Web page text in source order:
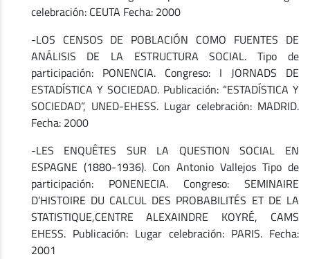
celebración: CEUTA Fecha: 2000
-LOS CENSOS DE POBLACIÓN COMO FUENTES DE
ANÁLISIS DE LA ESTRUCTURA SOCIAL. Tipo de
participación: PONENCIA. Congreso: I JORNADS DE
ESTADÍSTICA Y SOCIEDAD. Publicación: “ESTADÍSTICA Y
SOCIEDAD”, UNED-EHESS. Lugar celebración: MADRID.
Fecha: 2000
-LES ENQUÊTES SUR LA QUESTION SOCIAL EN
ESPAGNE (1880-1936). Con Antonio Vallejos Tipo de
participación: PONENECIA. Congreso: SEMINAIRE
D’HISTOIRE DU CALCUL DES PROBABILITÉS ET DE LA
STATISTIQUE,CENTRE ALEXAINDRE KOYRÉ, CAMS
EHESS. Publicación: Lugar celebración: PARIS. Fecha:
2001